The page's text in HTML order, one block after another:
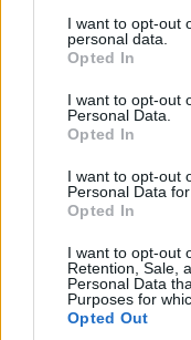
not limited to your
grant or deny
use your data for
consent section.
I want to opt-out
personal data.
Opted In
I want to opt-out
Personal Data.
Opted In
I want to opt-out
Personal Data
Opted In
I want to opt-out
Retention, Sale,
Personal Data
Purposes for
Opted Out
korábban csak a
A Google
szolgáltatás,
számára v olt
minden Google-
A Google
távolítja el a One
funkciókra